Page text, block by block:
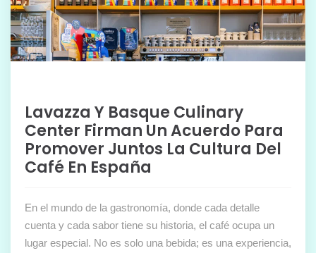
Lavazza Y Basque Culinary
Center Firman Un Acuerdo Para
Promover Juntos La Cultura Del
Café En España
En el mundo de la gastronomía, donde cada detalle
cuenta y cada sabor tiene su historia, el café ocupa un
lugar especial. No es solo una bebida; es una experiencia,